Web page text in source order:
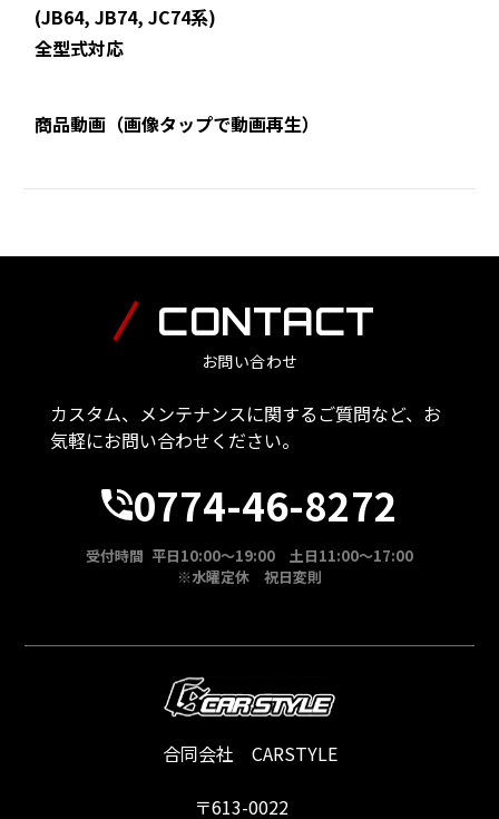
(JB64, JB74, JC74系)
全型式対応
商品動画（画像タップで動画再生）
CONTACT
お問い合わせ
カスタム、メンテナンスに関するご質問など、お
気軽にお問い合わせください。
0774-46-8272
受付時間 平日10:00～19:00 土日11:00～17:00
※水曜定休 祝日変則
合同会社 CARSTYLE
〒613-0022